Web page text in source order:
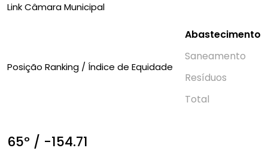
Link Câmara Municipal
Posição Ranking / Índice de Equidade
Abastecimento
Saneamento
Resí­duos
Total
65º / -154.71